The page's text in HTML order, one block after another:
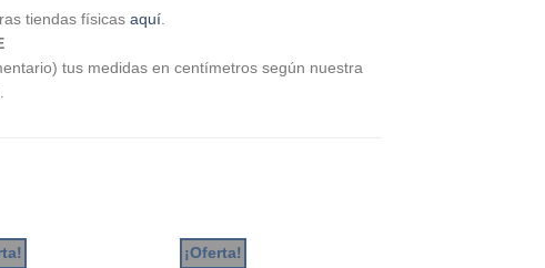
tiendas físicas aquí.
tus medidas en centímetros según nuestra
¡Oferta!